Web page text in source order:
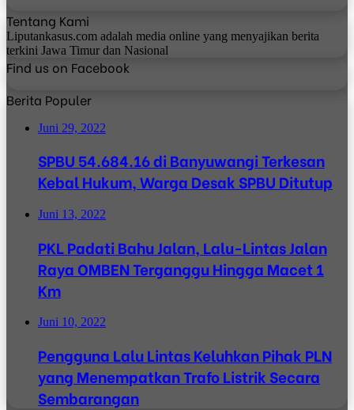
Tentang Kami
Liputankasus.com adalah media online yang menyajikan berita
terkini Jawa Timur dan Nasional
Find us on Facebook
Berita Populer
Juni 29, 2022
SPBU 54.684.16 di Banyuwangi Terkesan
Kebal Hukum, Warga Desak SPBU Ditutup
Juni 13, 2022
PKL Padati Bahu Jalan, Lalu-Lintas Jalan
Raya OMBEN Terganggu Hingga Macet 1
Km
Juni 10, 2022
Pengguna Lalu Lintas Keluhkan Pihak PLN
yang Menempatkan Trafo Listrik Secara
Sembarangan